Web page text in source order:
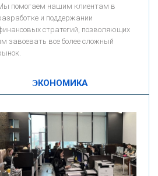
- один из главных трендов в
бизнеса - «Интервью»
помогаем нашим клиентам в
и поддержании
стратегий, позволяющих
завоевать все более сложный
ЭКОНОМИКА